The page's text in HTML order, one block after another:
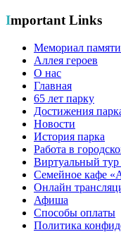
Important Links
Мемориал
Аллея героев
О нас
Главная
65 лет парку
Достижения
Новости
История парка
Работа в
Виртуальный тур
Семейное кафе
Онлайн
Афиша
Способы оплаты
Политика